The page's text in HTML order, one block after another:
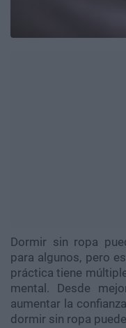
Dormir sin ropa
para algunos, pero
práctica tiene
mental. Desde
aumentar la
dormir sin ropa